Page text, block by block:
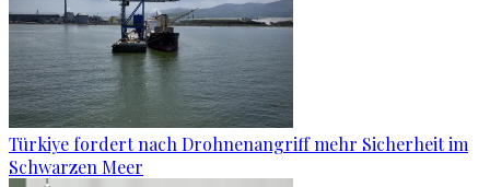
Türkiye fordert nach Drohnenangriff mehr Sicherheit im
Schwarzen Meer